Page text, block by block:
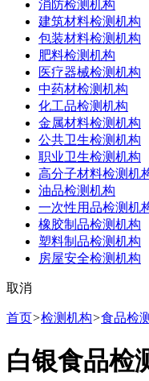
消防检测机构
建筑材料检测机构
包装材料检测机构
肥料检测机构
医疗器械检测机构
中药材检测机构
化工品检测机构
金属材料检测机构
公共卫生检测机构
职业卫生检测机构
高分子材料检测机
油品检测机构
一次性用品检测机
橡胶制品检测机构
塑料制品检测机构
房屋安全检测机构
取消
首页>检测机构>食品检
白银食品检